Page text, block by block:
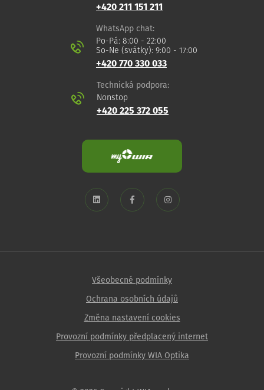
+420 211 151 211
WhatsApp chat:
Po-Pá: 8:00 - 22:00
So-Ne (svátky): 9:00 - 17:00
+420 770 330 033
Technická podpora:
Nonstop
+420 225 372 055
Všeobecné podmínky
Ochrana osobních údajů
Změna nastavení cookies
Provozní podmínky předplacený internet
Provozní podmínky WIA Optika